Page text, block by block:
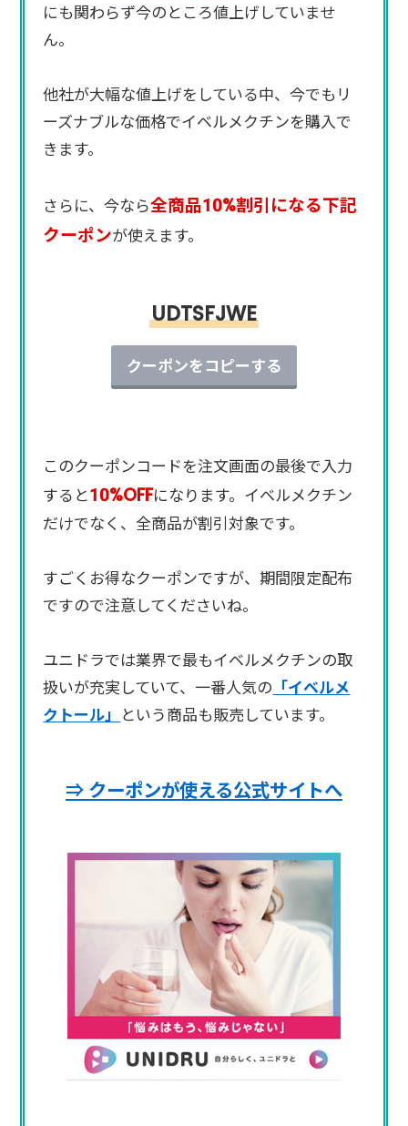
にも関わらず今のところ値上げしていませ
ん。
他社が大幅な値上げをしている中、今でもリ
ーズナブルな価格でイベルメクチンを購入で
きます。
さらに、今なら全商品10%割引になる下記
クーポンが使えます。
UDTSFJWE
クーポンをコピーする
このクーポンコードを注文画面の最後で入力
すると10%OFFになります。イベルメクチン
だけでなく、全商品が割引対象です。
すごくお得なクーポンですが、期間限定配布
ですので注意してくださいね。
ユニドラでは業界で最もイベルメクチンの取
扱いが充実していて、一番人気の 「イベルメ
クトール」 という商品も販売しています。
⇒ クーポンが使える公式サイトへ